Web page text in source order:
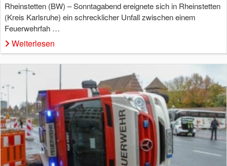
Rheinstetten (BW) – Sonntagabend ereignete sich in Rheinstetten
(Kreis Karlsruhe) ein schrecklicher Unfall zwischen einem
Feuerwehrfah …
Weiterlesen